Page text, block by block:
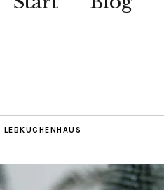
LEBKUCHENHAUS